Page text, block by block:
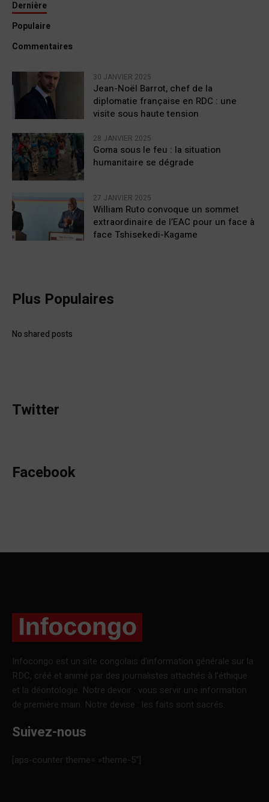
Dernière
Populaire
Commentaires
30 JANVIER 2025
Jean-Noël Barrot, chef de la
diplomatie française en RDC : une
visite sous haute tension
28 JANVIER 2025
Goma sous le feu : la situation
humanitaire se dégrade
27 JANVIER 2025
William Ruto convoque un sommet
extraordinaire de l’EAC pour un face à
face Tshisekedi-Kagame
Plus Populaires
No shared posts
Twitter
Facebook
Infocongo est un site congolais d’information générale sur la
RDC, créé et animé par des journalistes attachés à l’éthique
et la déontologie. Notre devoir : vous servir une information
de première main. Notre devise : les faits sont sacrés.
Suivez-nous
[aps-counter theme= »theme-5″]